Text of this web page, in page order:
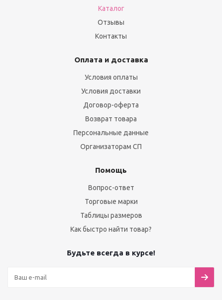
Каталог
Отзывы
Контакты
Оплата и доставка
Условия оплаты
Условия доставки
Договор-оферта
Возврат товара
Персональные данные
Организаторам СП
Помощь
Вопрос-ответ
Торговые марки
Таблицы размеров
Как быстро найти товар?
Будьте всегда в курсе!